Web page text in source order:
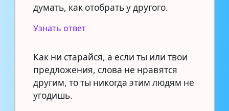
думать, как отобрать у другого.
Узнать ответ
Как ни старайся, а если ты или твои
предложения, слова не нравятся
другим, то ты никогда этим людям не
угодишь.